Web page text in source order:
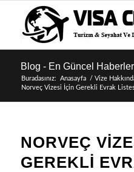
Blog - En Güncel Haberler
Buradasınız: Anasayfa / Vize
Norveç Vizesi İçin Gerekli Evrak
NORVEÇ
GEREKLI